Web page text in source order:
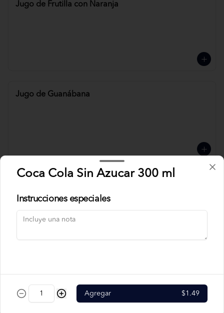
Jugo de Frutilla con Naranja
Jugo de Guanábana
Jugo de Mora con
Guanábana
Coca Cola Sin Azucar 300 ml
Instrucciones especiales
Agregar $1.49